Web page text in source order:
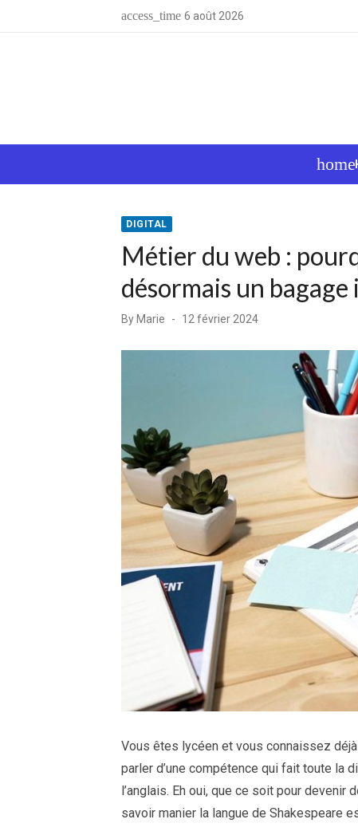
access_time 6 août 2026
home
DIGITAL
Métier du web :
désormais un bagage
By Marie
Posted
12 février 2024
Vous êtes lycéen et vous connaissez
parler d’une compétence qui fait toute la
l’anglais. Eh oui, que ce soit pour devenir
savoir manier la langue de Shakespeare